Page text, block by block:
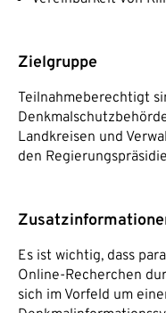
Zielgruppe
Teilnahmeberechtigt
Landkreisen und
den
Es ist wichtig, dass
Online-Recherchen
sich im Vorfeld um